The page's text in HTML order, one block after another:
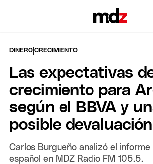
DINERO |CRECIMIENTO
Las expectativas
crecimiento para
según el BBVA y
posible devaluación
Carlos Burgueño analizó el informe
español en MDZ Radio FM 105.5.